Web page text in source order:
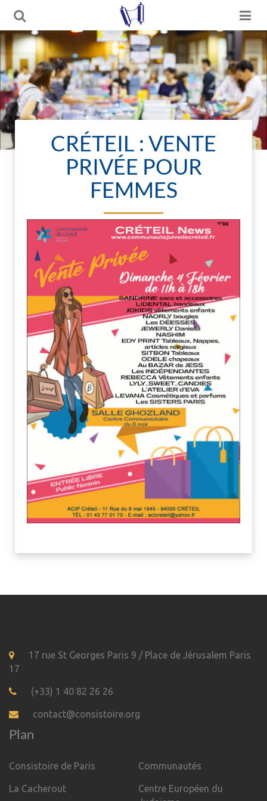
CRÉTEIL : VENTE
PRIVÉE POUR
FEMMES
17 rue St Georges Paris 9 / Place de Jérusalem Paris
17
(+33) 1 40 82 26 26
contact@consistoire.org
Plan
Consistoire de Paris
La Cacherout
Communautés
Centre Européen du